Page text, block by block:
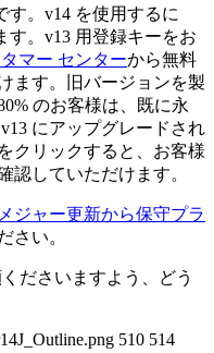
す。v14 を使用するに
す。v13 用登録キーをお
マー センターから無料
ます。旧バージョンを製
のお客様は、既に永
にアップグレードされ
クリックすると、お客様
認していただけます。
ジャー更新から保守プラ
さい。
ださいますよう、どう
510 514